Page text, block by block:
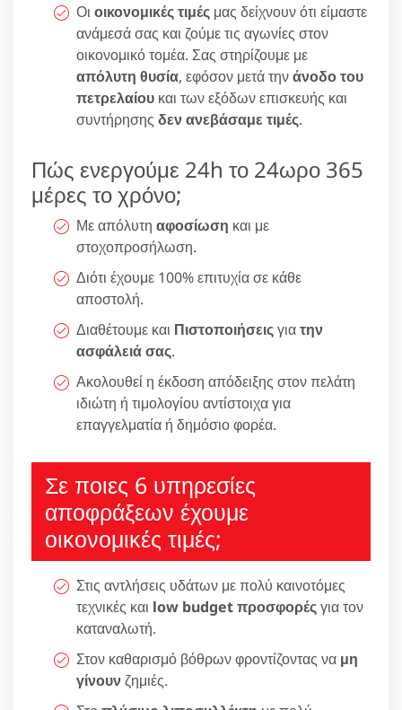
Οι οικονομικές τιμές μας δείχνουν ότι είμαστε
ανάμεσά σας και ζούμε τις αγωνίες στον
οικονομικό τομέα. Σας στηρίζουμε με
απόλυτη θυσία, εφόσον μετά τηνάνοδο του
πετρελαίου και των εξόδων επισκευής και
συντήρησης δεν ανεβάσαμε τιμές.
Πώς ενεργούμε 24h το 24ωρο 365
μέρες το χρόνο;
Με απόλυτη αφοσίωση και με
στοχοπροσήλωση.
Διότι έχουμε 100% επιτυχία σε κάθε
αποστολή.
Διαθέτουμε και Πιστοποιήσειςγιατην
ασφάλειά σας.
Ακολουθεί η έκδοση απόδειξης στον πελάτη
ιδιώτη ή τιμολογίου αντίστοιχα για
επαγγελματία ή δημόσιο φορέα.
Σε ποιες 6 υπηρεσίες
αποφράξεων έχουμε
οικονομικές τιμές;
Στις αντλήσεις υδάτων με πολύ καινοτόμες
τεχνικές και low budget προσφορέςγια τον
καταναλωτή.
Στον καθαρισμό βόθρων φροντίζοντας να μη
γίνουνζημιές.